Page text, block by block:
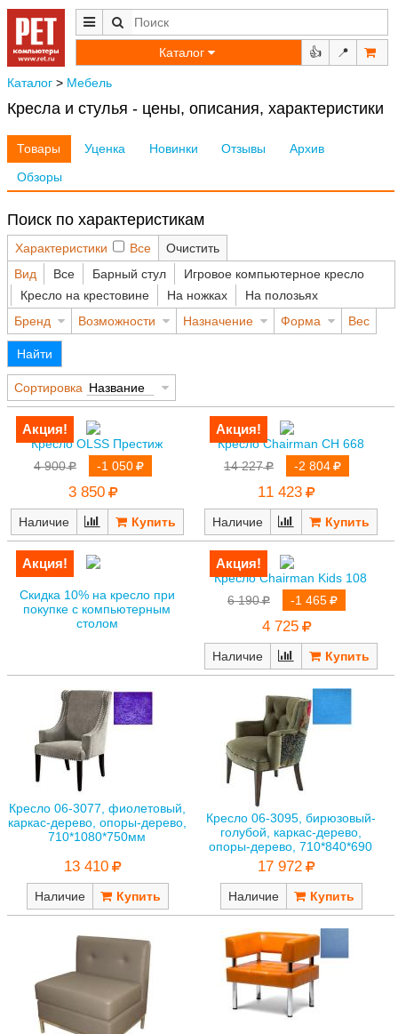
Каталог 👍 📍
Каталог > Мебель
Кресла и стулья - цены, описания, характеристики
Товары Уценка Новинки Отзывы
Архив
Обзоры
Поиск по характеристикам
Характеристики Все
Очистить
Вид
Все Барный стул
Игровое компьютерное кресло
Кресло на крестовине
На ножках
На полозьях
Бренд
Возможности Назначение Форма Вес
Найти
Сортировка Название
Кресло OLSS Престиж
4 900
-1 050
3 850
Наличие
Кресло Chairman CH 668
14 227
-2 804
11 423
Наличие
Скидка 10% на кресло при
покупке с компьютерным
столом
Кресло Chairman Kids 108
6 190
-1 465
4 725
Наличие
Кресло 06-3077, фиолетовый,
каркас-дерево, опоры-дерево,
710*1080*750мм
13 410
Наличие
Кресло 06-3095, бирюзовый-
голубой, каркас-дерево,
опоры-дерево, 710*840*690
17 972
Наличие